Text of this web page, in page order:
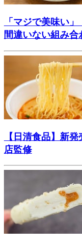
「マジで美味い
間違いない組み
【日清食品】新
店監修